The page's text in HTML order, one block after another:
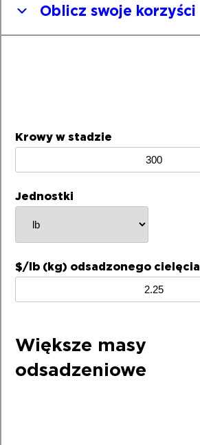
Oblicz swoje korzyści
Krowy w stadzie
Jednostki
$/lb (kg) odsadzonego cielęcia
Większe masy
odsadzeniowe